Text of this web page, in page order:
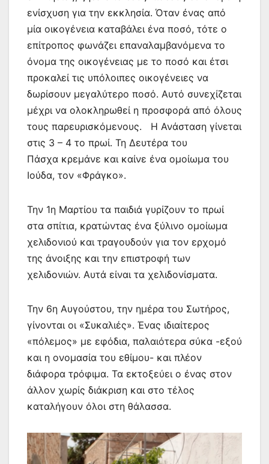
ενίσχυση για την εκκλησία. Όταν ένας από
μία οικογένεια καταβάλει ένα ποσό, τότε ο
επίτροπος φωνάζει επαναλαμβανόμενα το
όνομα της οικογένειας με το ποσό και έτσι
προκαλεί τις υπόλοιπες οικογένειες να
δωρίσουν μεγαλύτερο ποσό. Αυτό συνεχίζεται
μέχρι να ολοκληρωθεί η προσφορά από όλους
τους παρευρισκόμενους. Η Ανάσταση γίνεται
στις 3 – 4 το πρωί. Τη Δευτέρα του
Πάσχα κρεμάνε και καίνε ένα ομοίωμα του
Ιούδα, τον «Φράγκο».
Την 1η Μαρτίου τα παιδιά γυρίζουν το πρωί
στα σπίτια, κρατώντας ένα ξύλινο ομοίωμα
χελιδονιού και τραγουδούν για τον ερχομό
της άνοιξης και την επιστροφή των
χελιδονιών. Αυτά είναι τα χελιδονίσματα.
Την 6η Αυγούστου, την ημέρα του Σωτήρος,
γίνονται οι «Συκαλιές». Ένας ιδιαίτερος
«πόλεμος» με εφόδια, παλαιότερα σύκα -εξού
και η ονομασία του εθίμου- και πλέον
διάφορα τρόφιμα. Τα εκτοξεύει ο ένας στον
άλλον χωρίς διάκριση και στο τέλος
καταλήγουν όλοι στη θάλασσα.